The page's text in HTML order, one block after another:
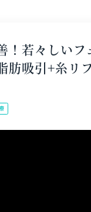
！若々しいフ
肪吸引+糸リ